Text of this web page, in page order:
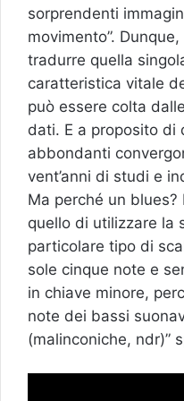
sorprendenti
movimento”.
tradurre quella
caratteristica vitale
può essere colta
dati. E a proposito di
abbondanti
vent’anni di studi e
Ma perché un blues?
quello di utilizzare la
particolare tipo di
sole cinque note e
in chiave minore,
note dei bassi
(malinconiche, ndr)”